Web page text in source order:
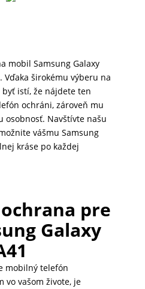
mobil Samsung Galaxy
Vďaka širokému výberu na
istí, že nájdete ten
ochráni, zároveň mu
osobnosť. Navštívte našu
vášmu Samsung
kráse po každej
pre
Galaxy
mobilný telefón
vo vašom živote, je